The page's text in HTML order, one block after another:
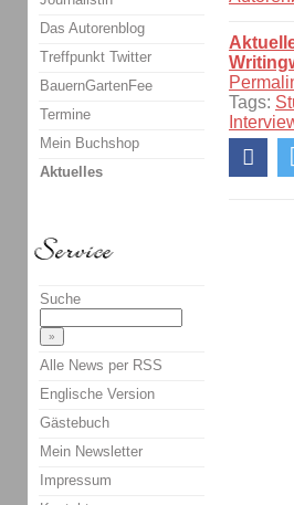
Tags:
Das Autorenblog
Treffpunkt Twitter
BauernGartenFee
Termine
Mein Buchshop
Aktuelles
Suche
Alle News per RSS
Englische Version
Gästebuch
Mein Newsletter
Impressum